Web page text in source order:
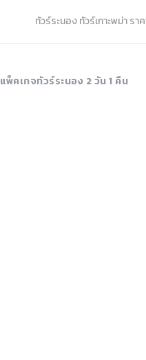
ทัวร์ระนอง ทัวร์เกาะพม่า รา
แพ็คเกจทัวร์ระนอง 2 วัน 1 คืน